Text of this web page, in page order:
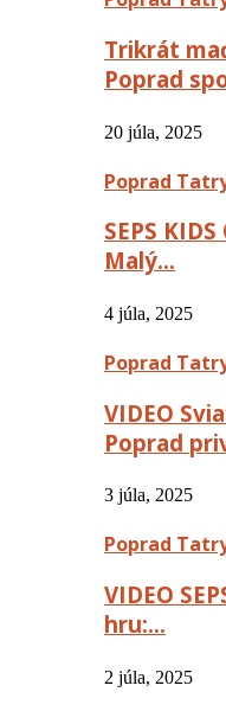
Trikrát
Poprad
20 júla, 2025
Poprad
SEPS
Malý…
4 júla, 2025
Poprad
VIDEO
Poprad
3 júla, 2025
Poprad
VIDEO
hru:…
2 júla, 2025